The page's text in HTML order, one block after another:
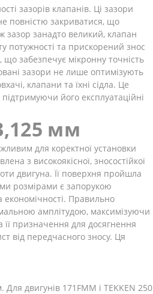
зазорів клапанів. Ці зазори
повністю закриватися, що
зазор занадто великий, клапан
потужності та прискорений знос
забезпечує мікронну точність
зазори не лише оптимізують
клапани та їхні сідла. Це
його експлуатаційні
мм
для коректної установки
з високоякісної, зносостійкої
двигуна. Її поверхня пройшла
розмірами є запорукою
економічності. Правильно
амплітудою, максимізуючи
її призначення для досягнення
від передчасного зносу. Ця
двигунів 171FMM і TEKKEN 250